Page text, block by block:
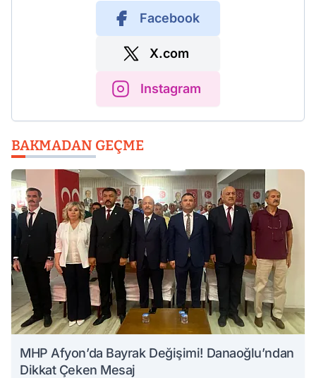
Facebook
X.com
Instagram
BAKMADAN GEÇME
MHP Afyon’da Bayrak Değişimi! Danaoğlu’ndan
Dikkat Çeken Mesaj